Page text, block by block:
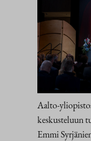
Aalto-
keskusteluun
Emmi